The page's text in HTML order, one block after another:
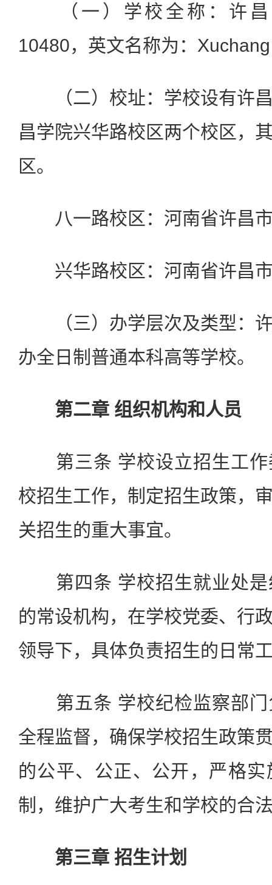
（一）学校全称：许昌
10480，英文名称为：
（二）校址：学校设有许昌
昌学院兴华路校区两个校区，
区。
八一路校区：河南省许昌市
兴华路校区：河南省许昌市
（三）办学层次及类型：许
办全日制普通本科高等学校。
第二章 组织机构和人员
第三条 学校设立招生工作
校招生工作，制定招生政策，
关招生的重大事宜。
第四条 学校招生就业处是
的常设机构，在学校党委、行
领导下，具体负责招生的日常
第五条 学校纪检监察部门
全程监督，确保学校招生政策
的公平、公正、公开，严格
制，维护广大考生和学校的合
第三章 招生计划